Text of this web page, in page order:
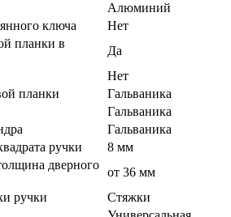
Алюминий
ключа
Нет
планки в
Да
Нет
планки
Гальваника
Гальваника
Гальваника
ручки
8 мм
дверного
от 36 мм
ручки
Стяжки